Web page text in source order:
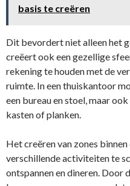
basis te creëren
Dit bevordert niet alleen het
creëert ook een gezellige
rekening te houden met de
ruimte. In een thuiskantoor
een bureau en stoel, maar
kasten of planken.
Het creëren van zones
verschillende activiteiten te
ontspannen en dineren. Door